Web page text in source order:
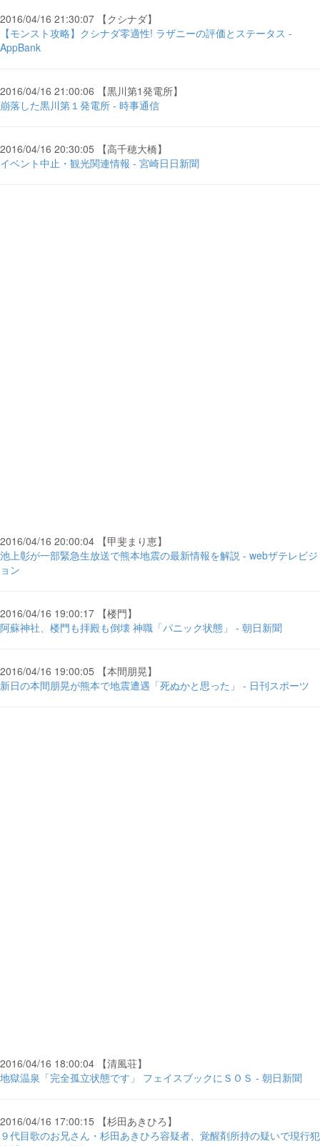
2016/04/16 21:30:07 【クシナダ】
【モンスト攻略】クシナダ零適性! ラザニーの評価とステータス -
AppBank
2016/04/16 21:00:06 【黒川第1発電所】
崩落した黒川第１発電所 - 時事通信
2016/04/16 20:30:05 【高千穂大橋】
イベント中止・観光関連情報 - 宮崎日日新聞
2016/04/16 20:00:04 【甲斐まり恵】
池上彰が一部緊急生放送で熊本地震の最新情報を解説 - webザテレビジ
ョン
2016/04/16 19:00:17 【楼門】
阿蘇神社、楼門も拝殿も倒壊 神職「パニック状態」 - 朝日新聞
2016/04/16 19:00:05 【本間朋晃】
新日の本間朋晃が熊本で地震遭遇「死ぬかと思った」 - 日刊スポーツ
2016/04/16 18:00:04 【清風荘】
地獄温泉「完全孤立状態です」 フェイスブックにＳＯＳ - 朝日新聞
2016/04/16 17:00:15 【杉田あきひろ】
９代目歌のお兄さん・杉田あきひろ容疑者、覚醒剤所持の疑いで現行犯